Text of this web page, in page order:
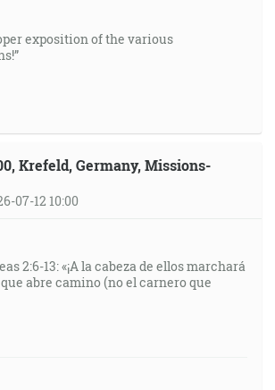
exposition of the various
Krefeld, Germany, Missions-
07-12 10:00
2:6-13: «¡A la cabeza de ellos marchará
abre camino (no el carnero que